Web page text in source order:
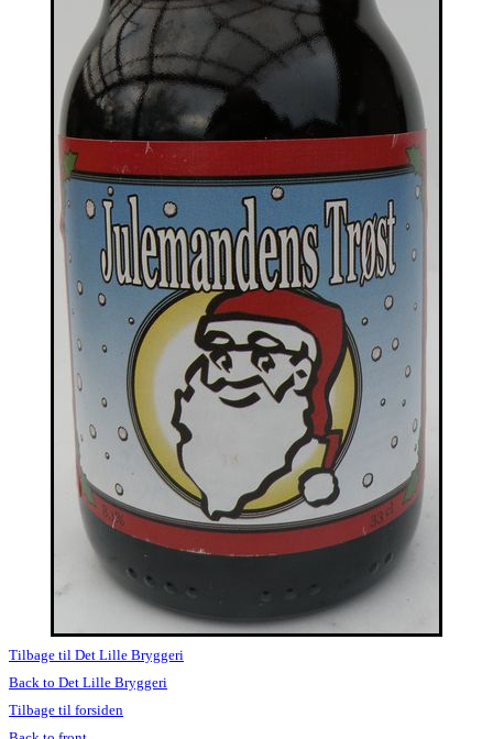
Tilbage til Det Lille Bryggeri
Back to Det Lille Bryggeri
Tilbage til forsiden